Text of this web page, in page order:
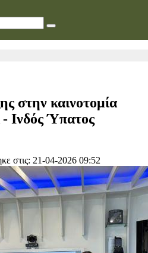
στην καινοτομία
Ινδός Ύπατος
στις: 21-04-2026 09:52